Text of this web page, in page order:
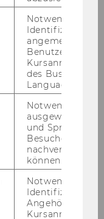
Notwendig zur
Identifizierung
angemeldeten
Benutzers im
des Business
Language
Notwendig um
ausgewählte
und
Besuchers
nachverfolgen
können.
Notwendig zur
Identifizierung
Angehörige/r für
Kursanmeldung.